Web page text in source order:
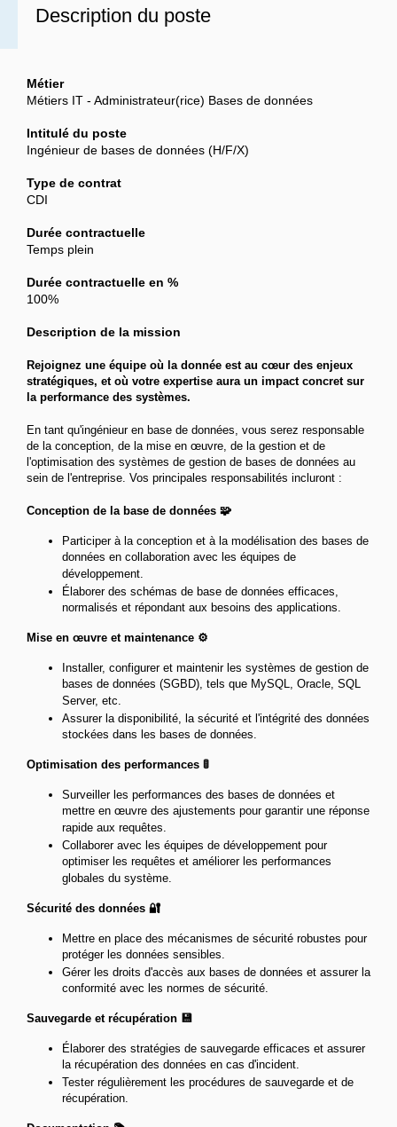
Description du poste
Métier
Métiers IT - Administrateur(rice) Bases de données
Intitulé du poste
Ingénieur de bases de données (H/F/X)
Type de contrat
CDI
Durée contractuelle
Temps plein
Durée contractuelle en %
100%
Description de la mission
Rejoignez une équipe où la donnée est au cœur des enjeux
stratégiques, et où votre expertise aura un impact concret sur
la performance des systèmes.
En tant qu'ingénieur en base de données, vous serez responsable
de la conception, de la mise en œuvre, de la gestion et de
l'optimisation des systèmes de gestion de bases de données au
sein de l'entreprise. Vos principales responsabilités incluront :
Conception de la base de données 🧩
Participer à la conception et à la modélisation des bases de
données en collaboration avec les équipes de
développement.
Élaborer des schémas de base de données efficaces,
normalisés et répondant aux besoins des applications.
Mise en œuvre et maintenance ⚙️
Installer, configurer et maintenir les systèmes de gestion de
bases de données (SGBD), tels que MySQL, Oracle, SQL
Server, etc.
Assurer la disponibilité, la sécurité et l'intégrité des données
stockées dans les bases de données.
Optimisation des performances 🚦
Surveiller les performances des bases de données et
mettre en œuvre des ajustements pour garantir une réponse
rapide aux requêtes.
Collaborer avec les équipes de développement pour
optimiser les requêtes et améliorer les performances
globales du système.
Sécurité des données 🔐
Mettre en place des mécanismes de sécurité robustes pour
protéger les données sensibles.
Gérer les droits d'accès aux bases de données et assurer la
conformité avec les normes de sécurité.
Sauvegarde et récupération 💾
Élaborer des stratégies de sauvegarde efficaces et assurer
la récupération des données en cas d'incident.
Tester régulièrement les procédures de sauvegarde et de
récupération.